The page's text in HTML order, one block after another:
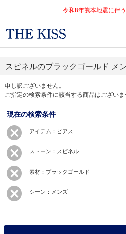
令和8年熊本地震に伴
スピネルのブラックゴールド メ
申し訳ございません。
ご指定の検索条件に該当する商品はございま
現在の検索条件
アイテム：ピアス
ストーン：スピネル
素材：ブラックゴールド
シーン：メンズ